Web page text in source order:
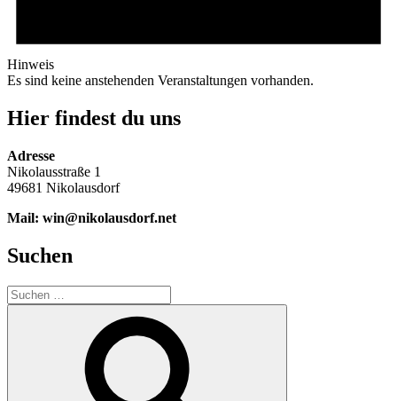
Hinweis
Es sind keine anstehenden Veranstaltungen vorhanden.
Hier findest du uns
Adresse
Nikolausstraße 1
49681 Nikolausdorf
Mail: win@nikolausdorf.net
Suchen
Suche
nach: